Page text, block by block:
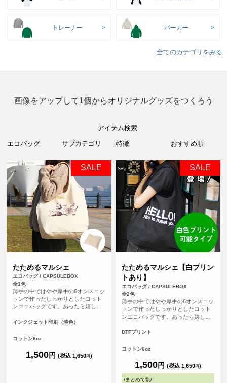
トレーナー パーカー
全てのカテゴリをみる
画像をアップして1個からオリジナルグッズをつくろう
アイテム検索
SALE
たためるマルシェ
エコバッグ / CAPSULEBOX
全1色
薄手の中ではやや厚手の6オンスコッ
トンで作ったしっかりとしたコット
ンエコバッグです。あったら嬉しい
ケットに入れればコンパクトにする
り、とてもしっかりとしたエコバッ
からフルカラープリントでオリジナ
ルエコバッグを作ることができま
インクジェット印刷（淡色）
コットン6oz
1,500円 (税込 1,650円)
SALE
たためるマルシェ【白プリン
トあり】
エコバッグ / CAPSULEBOX
全2色
薄手の中ではやや厚手の6オンスコッ
トンで作ったしっかりとしたコット
ンエコバッグです。あったら嬉しい
ケットに入れればコンパクトにする
り、とてもしっかりとしたエコバッ
からフルカラープリントでオリジナ
ルエコバッグを作ることができま
す！（※弊社オリジナルバッグのた
DTFプリント
コットン6oz
1,500円 (税込 1,650円)
\まとめて割/